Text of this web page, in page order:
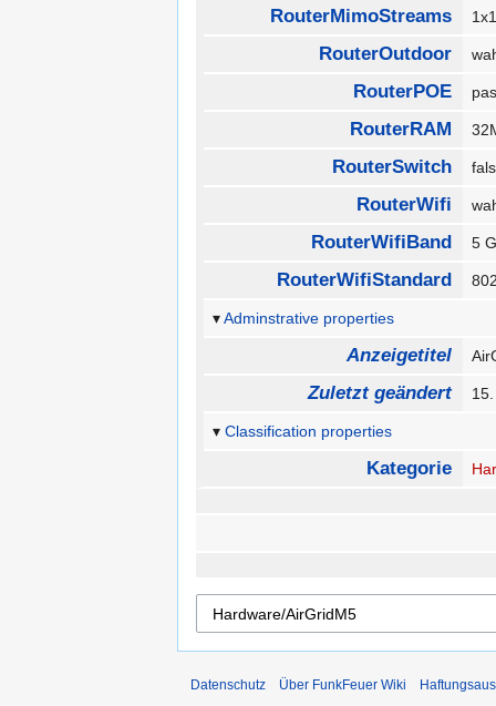
RouterMimoStreams
RouterOutdoor
RouterPOE
RouterRAM
RouterSwitch
RouterWifi
RouterWifiBand 5
RouterWifiStandard
Adminstrative properties
Anzeigetitel
Zuletzt geändert
Classification properties
Kategorie
Datenschutz Über FunkFeuer Wiki